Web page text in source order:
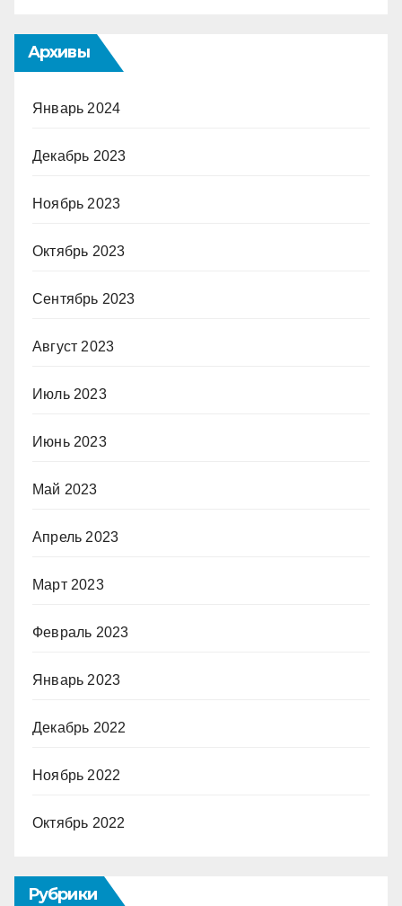
Архивы
Январь 2024
Декабрь 2023
Ноябрь 2023
Октябрь 2023
Сентябрь 2023
Август 2023
Июль 2023
Июнь 2023
Май 2023
Апрель 2023
Март 2023
Февраль 2023
Январь 2023
Декабрь 2022
Ноябрь 2022
Октябрь 2022
Рубрики